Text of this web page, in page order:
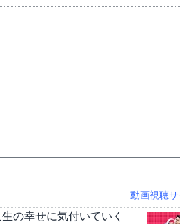
動画視聴
の幸せに気付いていく